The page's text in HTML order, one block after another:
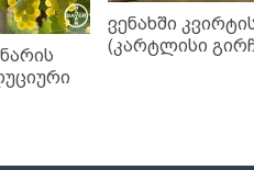
ვენახში
(კარტლისი